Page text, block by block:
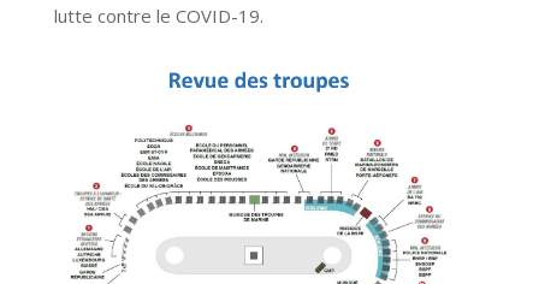
lutte contre le COVID-19.